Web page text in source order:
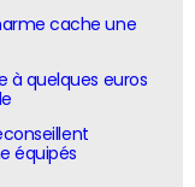
cache une
à quelques euros
équipés